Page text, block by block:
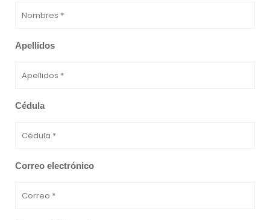
Apellidos
Cédula
Correo electrónico